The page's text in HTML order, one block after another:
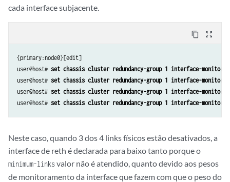
cada interface subjacente.
content_copy zoom_out_map
{primary:node0}[edit]
user@host# set chassis cluster redundancy-group 1 interface-monitor
user@host# set chassis cluster redundancy-group 1 interface-monitor
user@host# set chassis cluster redundancy-group 1 interface-monitor
user@host# set chassis cluster redundancy-group 1 interface-monitor
Neste caso, quando 3 dos 4 links físicos estão desativados, a
interface de reth é declarada para baixo tanto porque o
minimum-linksvalor não é atendido, quanto devido aos pesos
de monitoramento da interface que fazem com que o peso do